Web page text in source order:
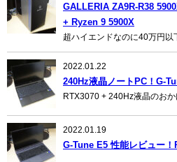
GALLERIA ZA9R-R38
+ Ryzen 9 5900X
超ハイエンドなのに40万円以
2022.01.22
240Hz液晶ノートPC！G-
RTX3070 + 240Hz液晶のおか
2022.01.19
G-Tune E5 性能レビュー